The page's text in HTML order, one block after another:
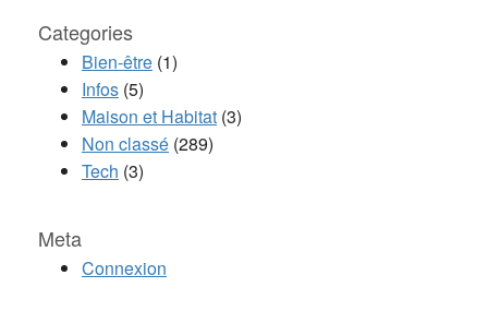
Categories
Bien-être (1)
Infos (5)
Maison et Habitat (3)
Non classé (289)
Tech (3)
Meta
Connexion